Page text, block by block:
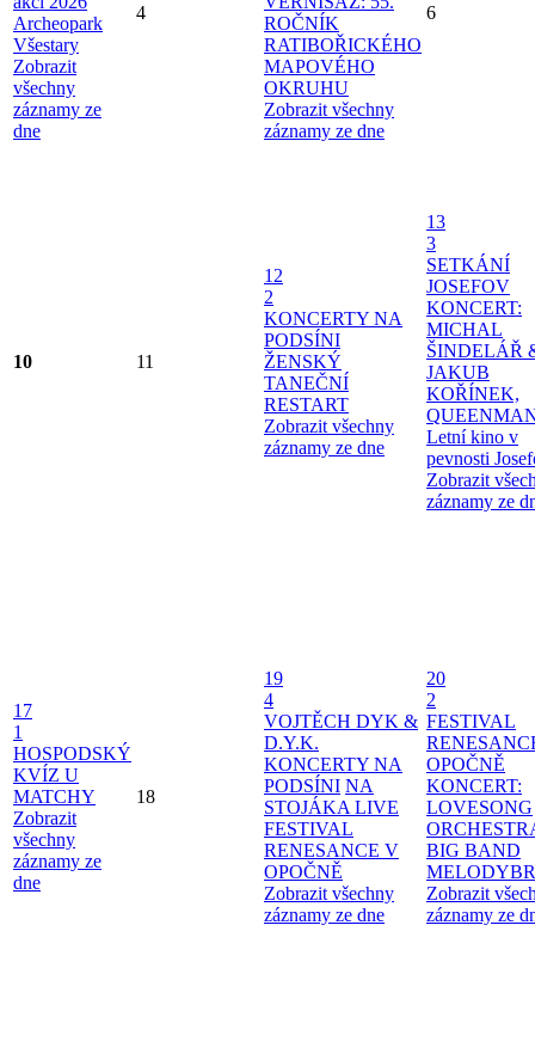
Archeopark
Všestary
Zobrazit
všechny
záznamy ze
dne
4
ROČNÍK
RATIBOŘICKÉHO
MAPOVÉHO
OKRUHU
Zobrazit všechny
záznamy ze dne
6
10 11
12
2
KONCERTY NA
PODSÍNI
ŽENSKÝ
TANEČNÍ
RESTART
Zobrazit všechny
záznamy ze dne
13
3
SETKÁNÍ
JOSEFOV
KONCERT:
MICHAL
ŠINDELÁŘ
JAKUB
KOŘÍNEK,
Letní kino v
pevnosti
Zobrazit
záznamy ze
17
1
HOSPODSKÝ
KVÍZ U
MATCHY
Zobrazit
všechny
záznamy ze
dne
18
19
4
VOJTĚCH DYK &
D.Y.K.
KONCERTY NA
PODSÍNI NA
STOJÁKA LIVE
FESTIVAL
RENESANCE V
OPOČNĚ
Zobrazit všechny
záznamy ze dne
20
2
FESTIVAL
OPOČNĚ
KONCERT:
LOVESONG
BIG BAND
Zobrazit
záznamy ze